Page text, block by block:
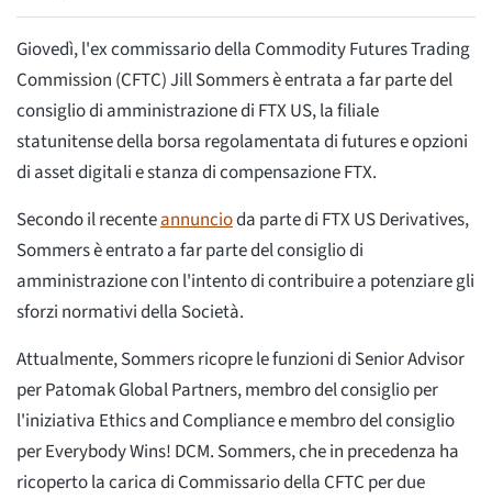
Giovedì, l'ex commissario della Commodity Futures Trading
Commission (CFTC) Jill Sommers è entrata a far parte del
consiglio di amministrazione di FTX US, la filiale
statunitense della borsa regolamentata di futures e opzioni
di asset digitali e stanza di compensazione FTX.
Secondo il recenteannuncioda parte di FTX US Derivatives,
Sommers è entrato a far parte del consiglio di
amministrazione con l'intento di contribuire a potenziare gli
sforzi normativi della Società.
Attualmente, Sommers ricopre le funzioni di Senior Advisor
per Patomak Global Partners, membro del consiglio per
l'iniziativa Ethics and Compliance e membro del consiglio
per Everybody Wins! DCM. Sommers, che in precedenza ha
ricoperto la carica di Commissario della CFTC per due